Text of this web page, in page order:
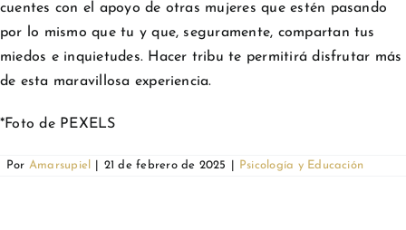
cuentes con el apoyo de otras mujeres que estén pasando
por lo mismo que tu y que, seguramente, compartan tus
miedos e inquietudes. Hacer tribu te permitirá disfrutar más
de esta maravillosa experiencia.
*Foto de PEXELS
Por Amarsupiel 21 de febrero de 2025 Psicología y Educación